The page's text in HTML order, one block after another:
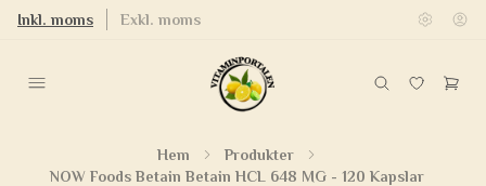
Inkl. moms Exkl. moms
Hem
Produkter
NOW Foods Betain Betain HCL 648 MG - 120 Kapslar